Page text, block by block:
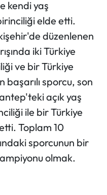
kendi yaş
elde etti.
düzenlenen
iki Türkiye
ve bir Türkiye
başarılı sporcu, son
açık yaş
ile bir Türkiye
Toplam 10
sporcunun bir
olmak.